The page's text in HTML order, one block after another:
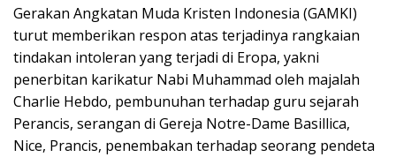
Gerakan Angkatan Muda Kristen Indonesia (GAMKI)
turut memberikan respon atas terjadinya rangkaian
tindakan intoleran yang terjadi di Eropa, yakni
penerbitan karikatur Nabi Muhammad oleh majalah
Charlie Hebdo, pembunuhan terhadap guru sejarah
Perancis, serangan di Gereja Notre-Dame Basillica,
Nice, Prancis, penembakan terhadap seorang pendeta